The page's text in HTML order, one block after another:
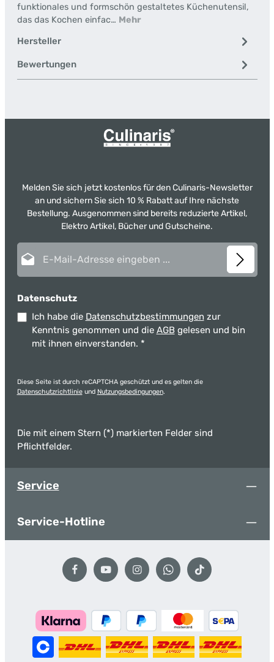
funktionales und formschön gestaltetes Küchenutensil,
das das Kochen einfac… Mehr
Hersteller
Bewertungen
Melden Sie sich jetzt kostenlos für den Culinaris-Newsletter
an und sichern Sie sich 10 % Rabatt auf Ihre nächste
Bestellung. Ausgenommen sind bereits reduzierte Artikel,
Elektro Artikel, Bücher und Gutscheine.
Datenschutz
Ich habe die Datenschutzbestimmungen zur
Kenntnis genommen und die AGB gelesen und bin
mit ihnen einverstanden. *
Diese Seite ist durch reCAPTCHA geschützt und es gelten die
Datenschutzrichtlinieund Nutzungsbedingungen.
Die mit einem Stern (*) markierten Felder sind
Pflichtfelder.
Service
Service-Hotline